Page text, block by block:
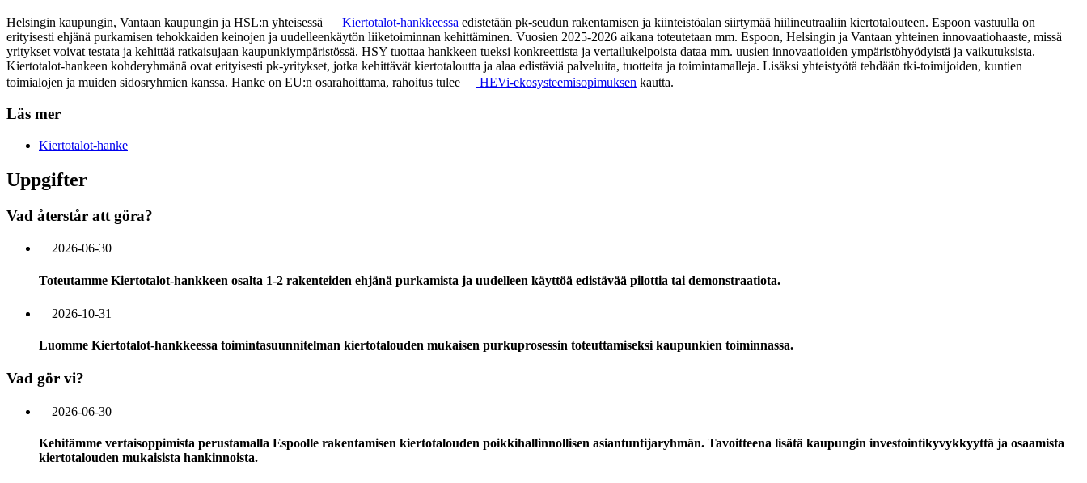
Helsingin kaupungin, Vantaan kaupungin ja HSL:n yhteisessä Kiertotalot-hankkeessa edistetään pk-seudun rakentamisen ja kiinteistöalan siirtymää hiilineutraaliin kiertotalouteen. Espoon vastuulla on
erityisesti ehjänä purkamisen tehokkaiden keinojen ja uudelleenkäytön liiketoiminnan kehittäminen. Vuosien 2025-2026 aikana toteutetaan mm. Espoon, Helsingin ja Vantaan yhteinen innovaatiohaaste, missä
yritykset voivat testata ja kehittää ratkaisujaan kaupunkiympäristössä. HSY tuottaa hankkeen tueksi konkreettista ja vertailukelpoista dataa mm. uusien innovaatioiden ympäristöhyödyistä ja vaikutuksista.
Kiertotalot-hankeen kohderyhmänä ovat erityisesti pk-yritykset, jotka kehittävät kiertotaloutta ja alaa edistäviä palveluita, tuotteita ja toimintamalleja. Lisäksi yhteistyötä tehdään tki-toimijoiden, kuntien
toimialojen ja muiden sidosryhmien kanssa. Hanke on EU:n osarahoittama, rahoitus tulee
HEVi-ekosysteemisopimuksen kautta.
Läs mer
Kiertotalot-hanke
Uppgifter
Vad återstår att göra?
2026-06-30
Toteutamme Kiertotalot-hankkeen osalta 1-2 rakenteiden ehjänä purkamista ja uudelleen käyttöä edistävää pilottia tai demonstraatiota.
2026-10-31
Luomme Kiertotalot-hankkeessa toimintasuunnitelman kiertotalouden mukaisen purkuprosessin toteuttamiseksi kaupunkien toiminnassa.
Vad gör vi?
2026-06-30
Kehitämme vertaisoppimista perustamalla Espoolle rakentamisen kiertotalouden poikkihallinnollisen asiantuntijaryhmän. Tavoitteena lisätä kaupungin investointikyvykkyyttä ja osaamista
kiertotalouden mukaisista hankinnoista.